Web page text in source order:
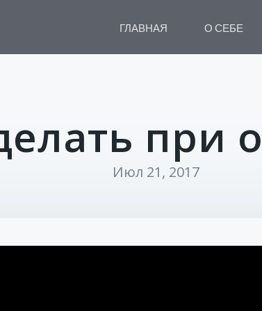
ГЛАВНАЯ О СЕБЕ
при
Июл 21, 2017